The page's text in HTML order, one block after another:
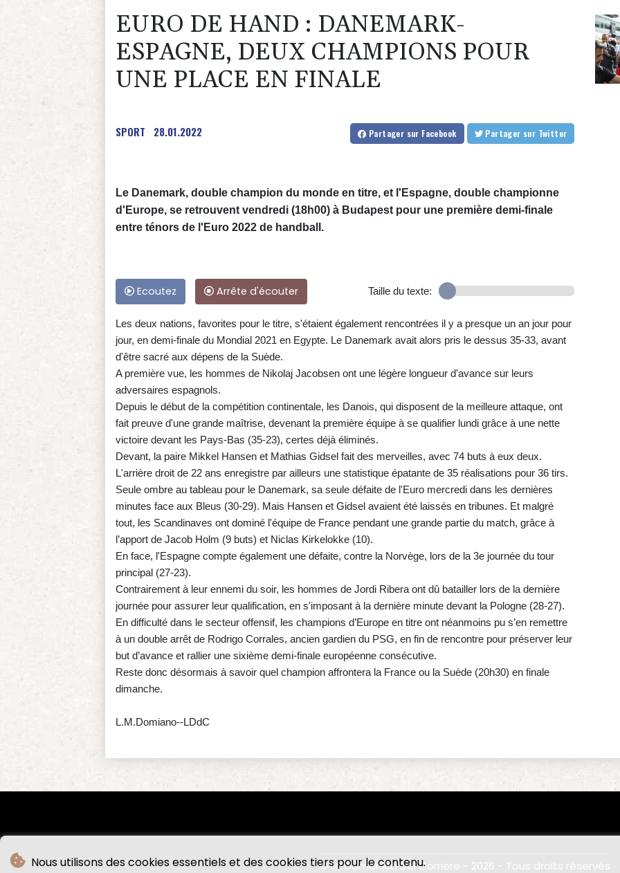
Nous utilisons des cookies essentiels et des cookies tiers pour le contenu.
EURO DE HAND : DANEMARK-
ESPAGNE, DEUX CHAMPIONS POUR
UNE PLACE EN FINALE
SPORT 28.01.2022 Partager sur Facebook Partager sur Twitter
Le Danemark, double champion du monde en titre, et l'Espagne, double championne
d'Europe, se retrouvent vendredi (18h00) à Budapest pour une première demi-finale
entre ténors de l'Euro 2022 de handball.
Ecoutez Arrête d'écouter Taille du texte:
Les deux nations, favorites pour le titre, s'étaient également rencontrées il y a presque un an jour pour
jour, en demi-finale du Mondial 2021 en Egypte. Le Danemark avait alors pris le dessus 35-33, avant
d'être sacré aux dépens de la Suède.
A première vue, les hommes de Nikolaj Jacobsen ont une légère longueur d'avance sur leurs
adversaires espagnols.
Depuis le début de la compétition continentale, les Danois, qui disposent de la meilleure attaque, ont
fait preuve d'une grande maîtrise, devenant la première équipe à se qualifier lundi grâce à une nette
victoire devant les Pays-Bas (35-23), certes déjà éliminés.
Devant, la paire Mikkel Hansen et Mathias Gidsel fait des merveilles, avec 74 buts à eux deux.
L'arrière droit de 22 ans enregistre par ailleurs une statistique épatante de 35 réalisations pour 36 tirs.
Seule ombre au tableau pour le Danemark, sa seule défaite de l'Euro mercredi dans les dernières
minutes face aux Bleus (30-29). Mais Hansen et Gidsel avaient été laissés en tribunes. Et malgré
tout, les Scandinaves ont dominé l'équipe de France pendant une grande partie du match, grâce à
l’apport de Jacob Holm (9 buts) et Niclas Kirkelokke (10).
En face, l'Espagne compte également une défaite, contre la Norvège, lors de la 3e journée du tour
principal (27-23).
Contrairement à leur ennemi du soir, les hommes de Jordi Ribera ont dû batailler lors de la dernière
journée pour assurer leur qualification, en s'imposant à la dernière minute devant la Pologne (28-27).
En difficulté dans le secteur offensif, les champions d’Europe en titre ont néanmoins pu s’en remettre
à un double arrêt de Rodrigo Corrales, ancien gardien du PSG, en fin de rencontre pour préserver leur
but d’avance et rallier une sixième demi-finale européenne consécutive.
Reste donc désormais à savoir quel champion affrontera la France ou la Suède (20h30) en finale
dimanche.
L.M.Domiano--LDdC
© La Domenica Del Corriere - 2026 - Tous droits réservés